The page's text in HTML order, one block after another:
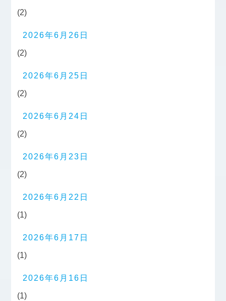
(2)
2026年6月26日
(2)
2026年6月25日
(2)
2026年6月24日
(2)
2026年6月23日
(2)
2026年6月22日
(1)
2026年6月17日
(1)
2026年6月16日
(1)